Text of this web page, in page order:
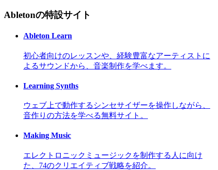
Abletonの特設サイト
Ableton Learn
初心者向けのレッスンや、経験豊富なアーティストに
よるサウンドから、音楽制作を学べます。
Learning Synths
ウェブ上で動作するシンセサイザーを操作しながら、
音作りの方法を学べる無料サイト。
Making Music
エレクトロニックミュージックを制作する人に向け
た、74のクリエイティブ戦略を紹介。